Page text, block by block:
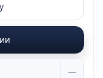
—